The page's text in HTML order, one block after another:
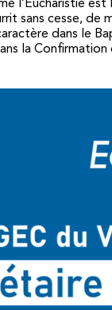
l’Eucharistie est
sans cesse, de
dans le
la